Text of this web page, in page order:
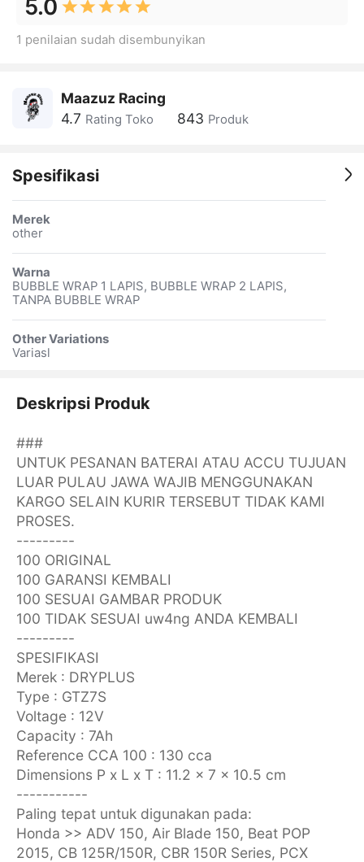
5.0
1 penilaian sudah disembunyikan
Maazuz Racing
4.7 Rating Toko 843 Produk
Spesifikasi
Merek
other
Warna
BUBBLE WRAP 1 LAPIS, BUBBLE WRAP 2 LAPIS,
TANPA BUBBLE WRAP
Other Variations
Variasl
Deskripsi Produk
###
UNTUK PESANAN BATERAI ATAU ACCU TUJUAN
LUAR PULAU JAWA WAJIB MENGGUNAKAN
KARGO SELAIN KURIR TERSEBUT TIDAK KAMI
PROSES.
---------
100 ORIGINAL
100 GARANSI KEMBALI
100 SESUAI GAMBAR PRODUK
100 TIDAK SESUAI uw4ng ANDA KEMBALI
---------
SPESIFIKASI
Merek : DRYPLUS
Type : GTZ7S
Voltage : 12V
Capacity : 7Ah
Reference CCA 100 : 130 cca
Dimensions P x L x T : 11.2 x 7 x 10.5 cm
-----------
Paling tepat untuk digunakan pada:
Honda >> ADV 150, Air Blade 150, Beat POP
2015, CB 125R/150R, CBR 150R Series, PCX